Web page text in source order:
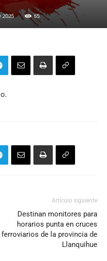
2025 65
Artículo siguiente
Destinan monitores para
horarios punta en cruces
ferroviarios de la provincia de
Llanquihue